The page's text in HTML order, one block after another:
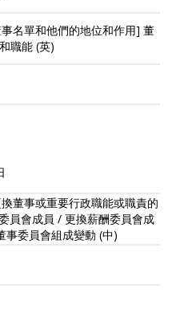
名單和他們的地位和作用] 董
職能 (英)
董事或重要行政職能或職責的
員會成員 / 更換薪酬委員會成
事委員會組成變動 (中)